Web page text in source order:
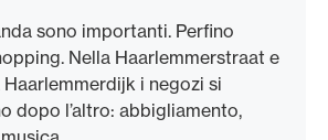
sono importanti. Perfino
Nella Haarlemmerstraat e
i negozi si
dopo l’altro: abbigliamento,